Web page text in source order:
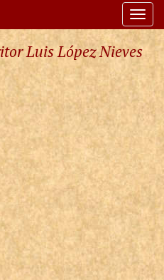
Luis López Nieves